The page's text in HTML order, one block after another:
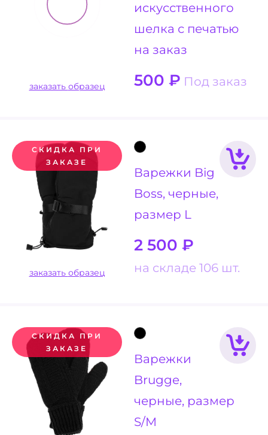
искусственного
шелка с печатью
на заказ
500 ₽ Под заказ
заказать образец
СКИДКА ПРИ
ЗАКАЗЕ
Варежки Big
Boss, черные,
размер L
2 500 ₽
на складе 106 шт.
заказать образец
СКИДКА ПРИ
ЗАКАЗЕ
Варежки
Brugge,
черные, размер
S/M